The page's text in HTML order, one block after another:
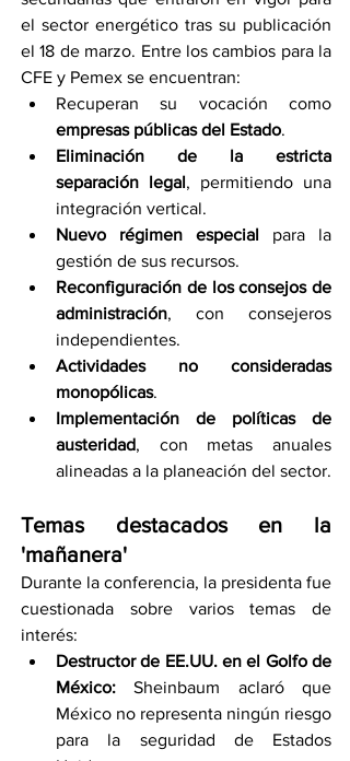
el sector energético tras su publicación
el 18 de marzo. Entre los cambios para la
CFE y Pemex se encuentran:
empresas públicas del Estado.
Eliminación de la estricta
separación legal, permitiendo una
integración vertical.
Nuevo régimen especial para la
gestión de sus recursos.
Reconfiguración de los consejos de
administración, con consejeros
independientes.
Actividades no consideradas
monopólicas.
Implementación de políticas de
austeridad, con metas anuales
alineadas a la planeación del sector.
Temas destacados en la
'mañanera'
Durante la conferencia, la presidenta fue
cuestionada sobre varios temas de
interés:
Destructor de EE.UU. en el Golfo de
México: Sheinbaum aclaró que
México no representa ningún riesgo
para la seguridad de Estados